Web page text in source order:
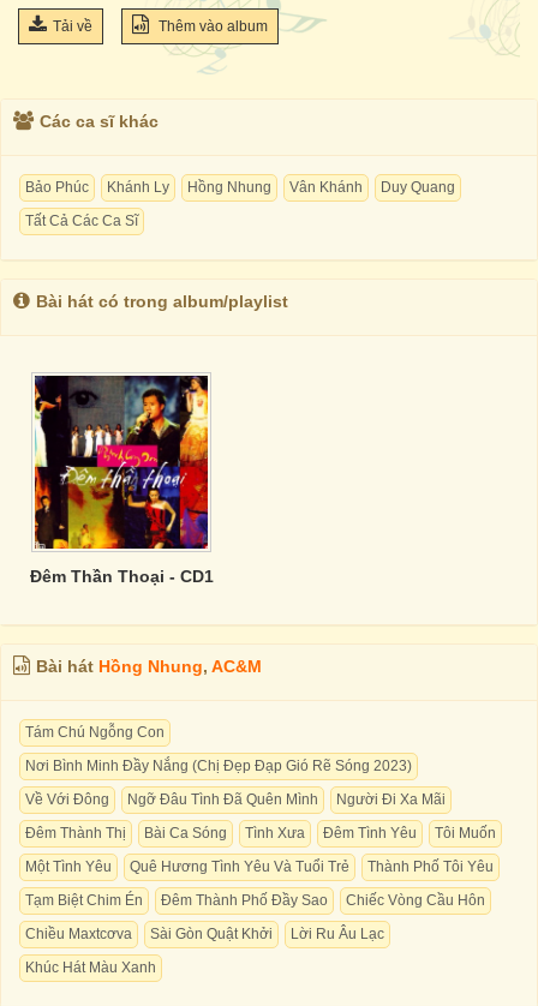
Tải về Thêm vào album
Các ca sĩ khác
Bảo Phúc Khánh Ly Hồng Nhung Vân Khánh
Duy Quang
Tất Cả Các Ca Sĩ
Bài hát có trong album/playlist
Đêm Thần Thoại - CD1
Bài hát Hồng Nhung, AC&M
Tám Chú Ngỗng Con
Nơi Bình Minh Đầy Nắng (Chị Đẹp Đạp Gió Rẽ Sóng 2023)
Về Với Đông
Ngỡ Đâu Tình Đã Quên Mình
Người Đi Xa Mãi
Đêm Thành Thị
Bài Ca Sóng Tình Xưa Đêm Tình Yêu
Tôi Muốn
Một Tình Yêu
Quê Hương Tình Yêu Và Tuổi Trẻ
Thành Phố Tôi Yêu
Tạm Biệt Chim Én
Đêm Thành Phố Đầy Sao
Chiếc Vòng Cầu Hôn
Chiều Maxtcơva
Sài Gòn Quật Khởi
Lời Ru Âu Lạc
Khúc Hát Màu Xanh